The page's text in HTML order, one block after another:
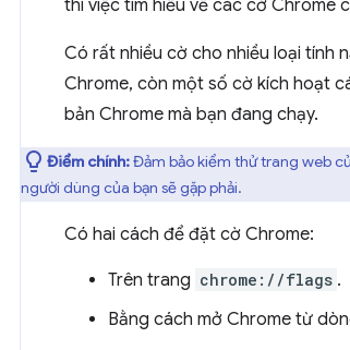
thì việc tìm hiểu về các cờ Chrome
Có rất nhiều cờ cho nhiều loại tính
Chrome, còn một số cờ kích hoạt
bản Chrome mà bạn đang chạy.
Điểm chính:Đảm bảo kiểm thử trang web
người dùng của bạn sẽ gặp phải.
Có hai cách để đặt cờ Chrome:
Trên trang chrome://flags .
Bằng cách mở Chrome từ